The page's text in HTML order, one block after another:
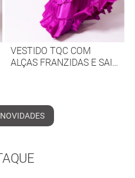
VESTIDO TQC COM
ALÇAS FRANZIDAS E SAIA